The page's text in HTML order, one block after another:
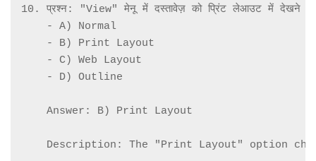
10. प्रश्न: "View" मेनू में दस्तावेज़ को प्रिंट लेआउट में देखने के
    - A) Normal
    - B) Print Layout
    - C) Web Layout
    - D) Outline
    Answer: B) Print Layout
Description: The "Print Layout" option